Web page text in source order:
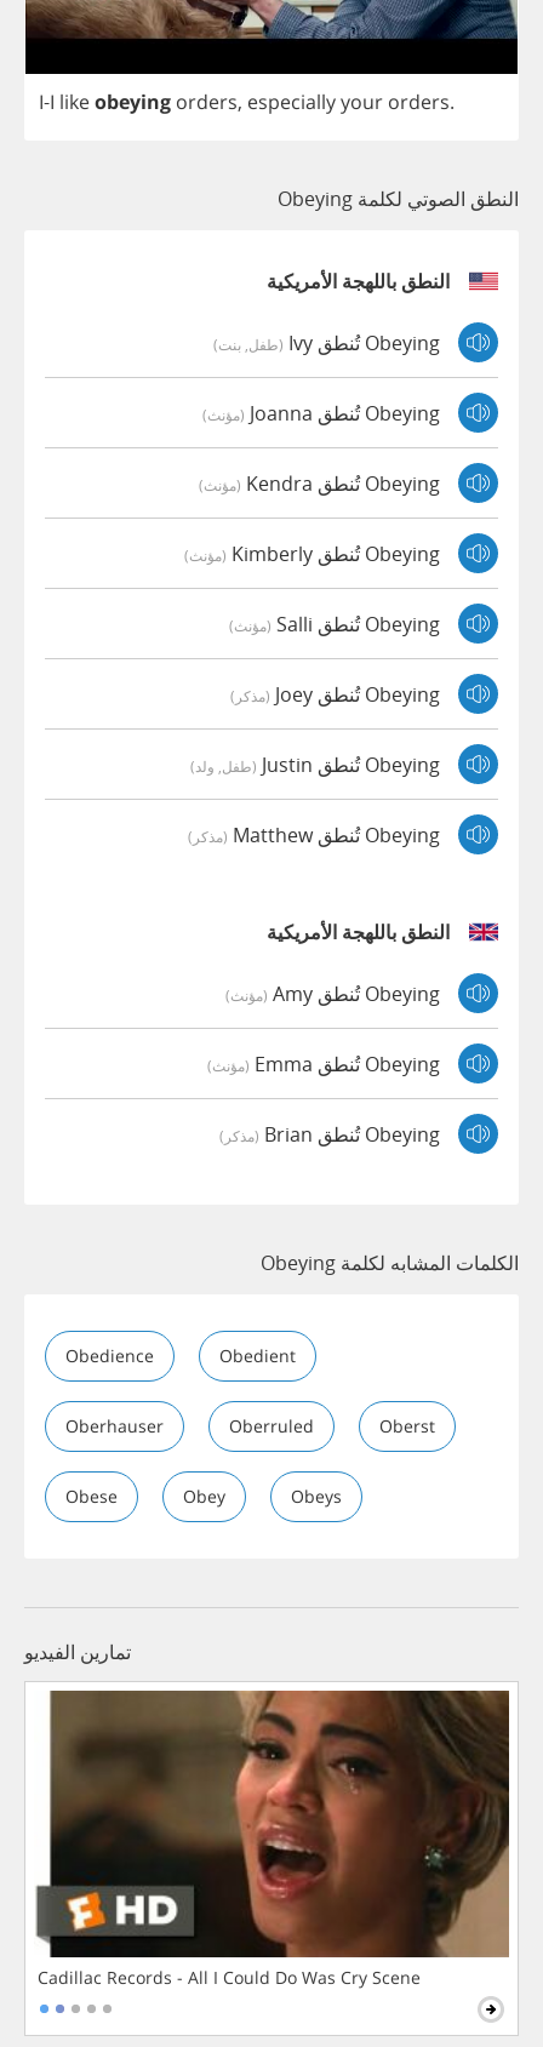
I-I likeobeying orders, especiallyyour orders.
النطق الصوتي لكلمة Obeying
النطق باللهجة الأمريكية
Obeying تُنطق Ivy (طفل, بنت)
Obeying تُنطق Joanna (مؤنث)
Obeying تُنطق Kendra (مؤنث)
Obeying تُنطق Kimberly (مؤنث)
Obeying تُنطق Salli (مؤنث)
Obeying تُنطق Joey (مذكر)
Obeying تُنطق Justin (طفل, ولد)
Obeying تُنطق Matthew (مذكر)
النطق باللهجة الأمريكية
Obeying تُنطق Amy (مؤنث)
Obeying تُنطق Emma (مؤنث)
Obeying تُنطق Brian (مذكر)
الكلمات المشابه لكلمة Obeying
Obedience Obedient
Oberhauser Oberruled Oberst
Obese Obey Obeys
تمارين الفيديو
Cadillac Records - All I Could Do Was Cry Scene